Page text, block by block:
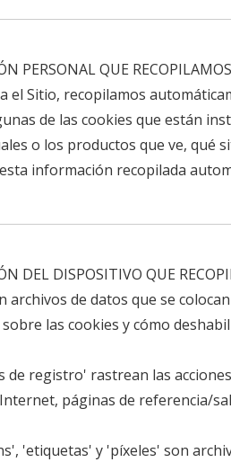
PERSONAL QUE RECOPILAMOS
el Sitio, recopilamos
de las cookies que están
o los productos que ve, qué
información recopilada
DEL DISPOSITIVO QUE
archivos de datos que se
las cookies y cómo
de registro' rastrean las
páginas de referencia/
'etiquetas' y 'píxeles' son